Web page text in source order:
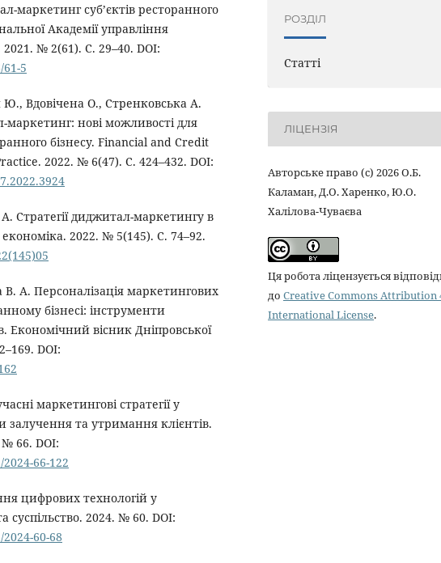
маркетинг суб’єктів ресторанного
Академії управління
№ 2(61). С. 29–40. DOI:
5
Вдовічена О., Стренковська А.
маркетинг: нові можливості для
бізнесу. Financial and Credit
2022. № 6(47). С. 424–432. DOI:
Стратегії диджитал-маркетингу в
2022. № 5(145). С. 74–92.
В. А. Персоналізація маркетингових
бізнесі: інструменти
Економічний вісник Дніпровської
DOI:
маркетингові стратегії у
залучення та утримання клієнтів.
№ 66. DOI:
66-122
цифрових технологій у
суспільство. 2024. № 60. DOI:
60-68
РОЗДІЛ
Статті
ЛІЦЕНЗІЯ
Авторське право (c) 2026 О.Б.
Каламан, Д.О. Харенко, Ю.О.
Халілова-Чуваєва
Ця робота ліцензується
до Creative Commons Attribution
International License.